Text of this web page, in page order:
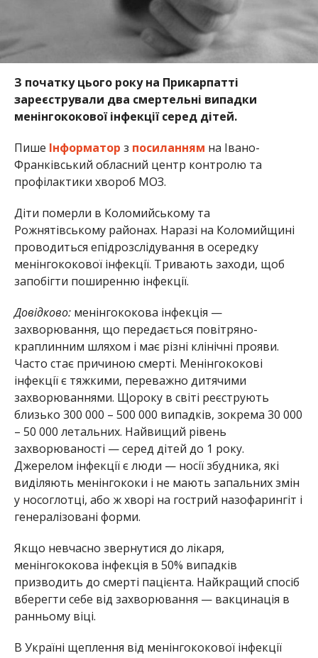
З початку цього року на Прикарпатті
зареєстрували два смертельні випадки
менінгококової інфекції серед дітей.
Пише Інформатор з посиланням на Івано-
Франківський обласний центр контролю та
профілактики хвороб МОЗ.
Діти померли в Коломийському та
Рожнятівському районах. Наразі на Коломийщині
проводиться епідрозслідування в осередку
менінгококової інфекції. Тривають заходи, щоб
запобігти поширенню інфекції.
Довідково:менінгококова інфекція —
захворювання, що передається повітряно-
краплинним шляхом і має різні клінічні прояви.
Часто стає причиною смерті. Менінгококові
інфекції є тяжкими, переважно дитячими
захворюваннями. Щороку в світі реєструють
близько 300 000 – 500 000 випадків, зокрема 30 000
– 50 000 летальних. Найвищий рівень
захворюваності — серед дітей до 1 року.
Джерелом інфекції є люди — носії збудника, які
виділяють менінгококи і не мають запальних змін
у носоглотці, або ж хворі на гострий назофарингіт і
генералізовані форми.
Якщо невчасно звернутися до лікаря,
менінгококова інфекція в 50% випадків
призводить до смерті пацієнта. Найкращий спосіб
вберегти себе від захворювання — вакцинація в
ранньому віці.
В Україні щеплення від менінгококової інфекції